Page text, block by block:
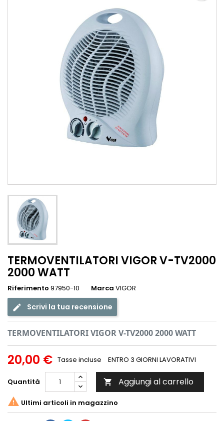
TERMOVENTILATORI VIGOR V-TV2000
2000 WATT
Riferimento 97950-10 Marca VIGOR
Scrivi la tua recensione
TERMOVENTILATORI VIGOR V-TV2000 2000 WATT
20,00 € Tasse incluse ENTRO 3 GIORNI LAVORATIVI
Quantità  Aggiungi al carrello
 Ultimi articoli in magazzino